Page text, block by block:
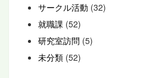
サークル活動 (32)
就職課 (52)
研究室訪問 (5)
未分類 (52)